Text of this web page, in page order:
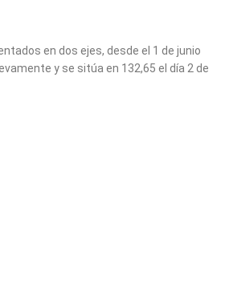
en dos ejes, desde el 1 de junio
y se sitúa en 132,65 el día 2 de